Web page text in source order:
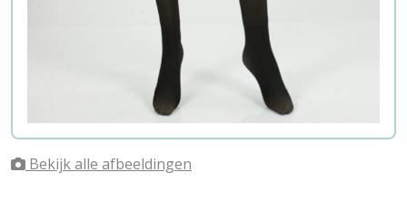
Bekijk alle afbeeldingen